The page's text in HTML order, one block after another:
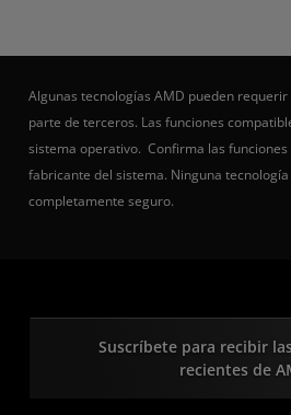
Algunas tecnologías AMD pueden
parte de terceros. Las funciones
sistema operativo. Confirma las funciones
fabricante del sistema. Ninguna
completamente seguro.
Suscríbete para recibir
recientes de